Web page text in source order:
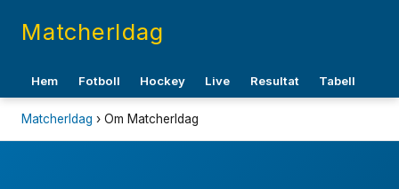
MatcherIdag
Hem Fotboll Hockey Live Resultat Tabell
MatcherIdag › Om MatcherIdag